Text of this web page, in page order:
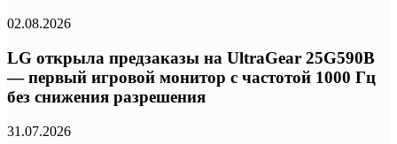
02.08.2026
LG открыла предзаказы на UltraGear 25G590B
— первый игровой монитор с частотой 1000 Гц
без снижения разрешения
31.07.2026